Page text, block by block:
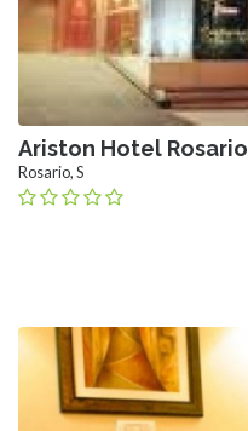
Ariston Hotel Rosario
Rosario, S